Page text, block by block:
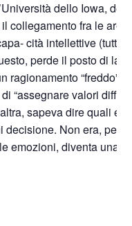
dello Iowa,
collegamento fra le
cità intellettive (tutti
perde il posto di
ragionamento
“assegnare valori
sapeva dire quali
decisione. Non era,
emozioni, diventa una